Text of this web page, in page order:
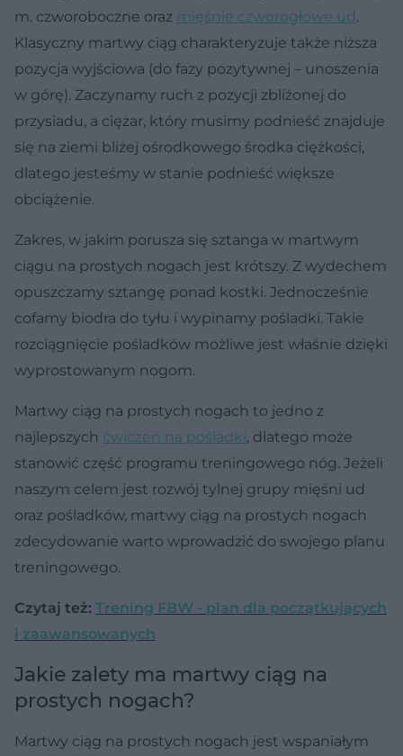
m. czworoboczne oraz mięśnie czworogłowe ud.
Klasyczny martwy ciąg charakteryzuje także niższa
pozycja wyjściowa (do fazy pozytywnej – unoszenia
w górę). Zaczynamy ruch z pozycji zbliżonej do
przysiadu, a ciężar, który musimy podnieść znajduje
się na ziemi bliżej ośrodkowego środka ciężkości,
dlatego jesteśmy w stanie podnieść większe
obciążenie.
Zakres, w jakim porusza się sztanga w martwym
ciągu na prostych nogach jest krótszy. Z wydechem
opuszczamy sztangę ponad kostki. Jednocześnie
cofamy biodra do tyłu i wypinamy pośladki. Takie
rozciągnięcie pośladków możliwe jest właśnie dzięki
wyprostowanym nogom.
Martwy ciąg na prostych nogach to jedno z
najlepszych ćwiczeń na pośladki, dlatego może
stanowić część programu treningowego nóg. Jeżeli
naszym celem jest rozwój tylnej grupy mięśni ud
oraz pośladków, martwy ciąg na prostych nogach
zdecydowanie warto wprowadzić do swojego planu
treningowego.
Czytaj też: Trening FBW - plan dla początkujących
i zaawansowanych
Jakie zalety ma martwy ciąg na
prostych nogach?
Martwy ciąg na prostych nogach jest wspaniałym